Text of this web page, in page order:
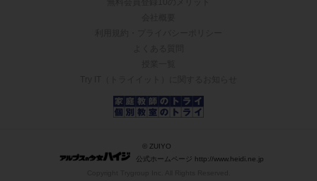
© ZUIYO
公式ホームページ http://www.heidi.ne.jp